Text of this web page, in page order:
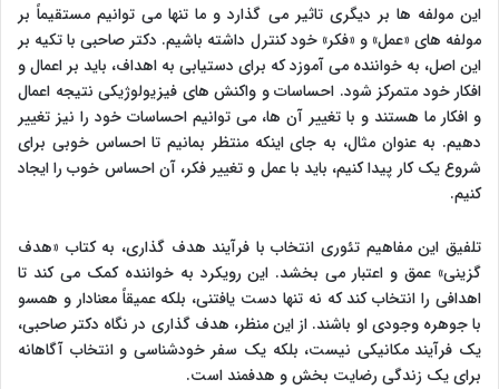
این مولفه ها بر دیگری تاثیر می گذارد و ما تنها می توانیم مستقیماً بر
مولفه های «عمل» و «فکر» خود کنترل داشته باشیم. دکتر صاحبی با تکیه بر
این اصل، به خواننده می آموزد که برای دستیابی به اهداف، باید بر اعمال و
افکار خود متمرکز شود. احساسات و واکنش های فیزیولوژیکی نتیجه اعمال
و افکار ما هستند و با تغییر آن ها، می توانیم احساسات خود را نیز تغییر
دهیم. به عنوان مثال، به جای اینکه منتظر بمانیم تا احساس خوبی برای
شروع یک کار پیدا کنیم، باید با عمل و تغییر فکر، آن احساس خوب را ایجاد
کنیم.
تلفیق این مفاهیم تئوری انتخاب با فرآیند هدف گذاری، به کتاب «هدف
گزینی» عمق و اعتبار می بخشد. این رویکرد به خواننده کمک می کند تا
اهدافی را انتخاب کند که نه تنها دست یافتنی، بلکه عمیقاً معنادار و همسو
با جوهره وجودی او باشند. از این منظر، هدف گذاری در نگاه دکتر صاحبی،
یک فرآیند مکانیکی نیست، بلکه یک سفر خودشناسی و انتخاب آگاهانه
برای یک زندگی رضایت بخش و هدفمند است.